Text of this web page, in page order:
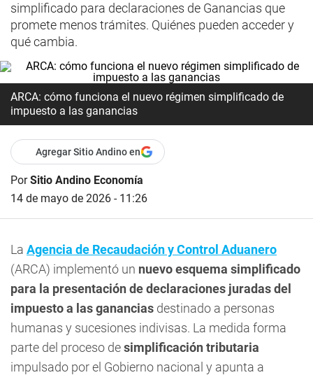
simplificado para declaraciones de Ganancias que
promete menos trámites. Quiénes pueden acceder y
qué cambia.
ARCA: cómo funciona el nuevo régimen simplificado de
impuesto a las ganancias
Agregar Sitio Andino en
PorSitio Andino Economía
14 de mayo de 2026 - 11:26
La Agencia de Recaudación y Control Aduanero
(ARCA) implementó un nuevo esquema simplificado
para la presentación de declaraciones juradas del
impuesto a las ganancias destinado a personas
humanas y sucesiones indivisas. La medida forma
parte del proceso desimplificación tributaria
impulsado por el Gobierno nacional y apunta a